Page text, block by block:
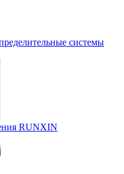
системы
RUNXIN